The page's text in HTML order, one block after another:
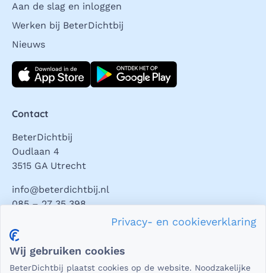
Aan de slag en inloggen
Werken bij BeterDichtbij
Nieuws
Download direct
Contact
BeterDichtbij
Oudlaan 4
3515 GA Utrecht
info@beterdichtbij.nl
085 – 27 35 398
Privacy en veiligheid
Privacy- en cookieverklaring
Wij gebruiken cookies
BeterDichtbij plaatst cookies op de website. Noodzakelijke